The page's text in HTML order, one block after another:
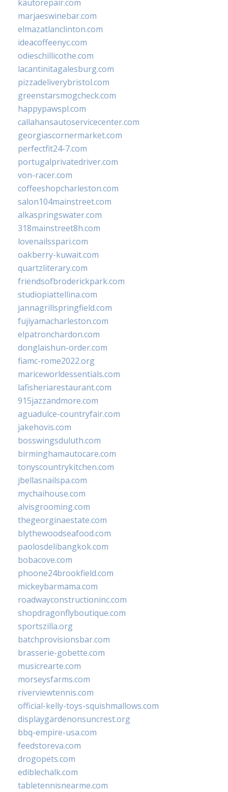
kautorepair.com
marjaeswinebar.com
elmazatlanclinton.com
ideacoffeenyc.com
odieschillicothe.com
lacantinitagalesburg.com
pizzadeliverybristol.com
greenstarsmogcheck.com
happypawspl.com
callahansautoservicecenter.com
georgiascornermarket.com
perfectfit24-7.com
portugalprivatedriver.com
von-racer.com
coffeeshopcharleston.com
salon104mainstreet.com
alkaspringswater.com
318mainstreet8h.com
lovenailsspari.com
oakberry-kuwait.com
quartzliterary.com
friendsofbroderickpark.com
studiopiattellina.com
jannagrillspringfield.com
fujiyamacharleston.com
elpatronchardon.com
donglaishun-order.com
fiamc-rome2022.org
mariceworldessentials.com
lafisheriarestaurant.com
915jazzandmore.com
aguadulce-countryfair.com
jakehovis.com
bosswingsduluth.com
birminghamautocare.com
tonyscountrykitchen.com
jbellasnailspa.com
mychaihouse.com
alvisgrooming.com
thegeorginaestate.com
blythewoodseafood.com
paolosdelibangkok.com
bobacove.com
phoone24brookfield.com
mickeybarmama.com
roadwayconstructioninc.com
shopdragonflyboutique.com
sportszilla.org
batchprovisionsbar.com
brasserie-gobette.com
musicrearte.com
morseysfarms.com
riverviewtennis.com
official-kelly-toys-squishmallows.com
displaygardenonsuncrest.org
bbq-empire-usa.com
feedstoreva.com
drogopets.com
ediblechalk.com
tabletennisnearme.com